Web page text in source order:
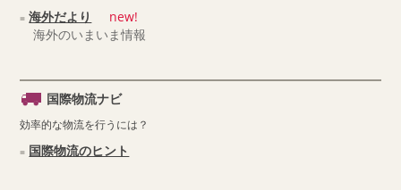
海外だより
new!
海外のいまいま情報
国際物流ナビ
効率的な物流を行うには？
国際物流のヒント